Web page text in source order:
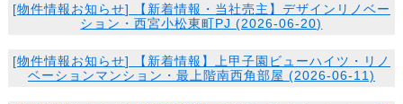
[物件情報お知らせ] 【新着情報・当社売主】デザインリノベー
ション・西宮小松東町PJ (2026-06-20)
[物件情報お知らせ] 【新着情報】上甲子園ビューハイツ・リノ
ベーションマンション・最上階南西角部屋 (2026-06-11)